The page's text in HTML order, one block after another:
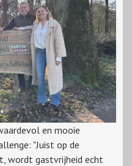
en mooie
"Juist op de
wordt gastvrijheid echt